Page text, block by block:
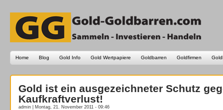
Home Blog Gold Info Gold Wertpapiere Goldbarren Goldfirmen
Gold ist ein ausgezeichneter Schutz
Kaufkraftverlust!
admin | Montag, 21. November 2011 - 09:46